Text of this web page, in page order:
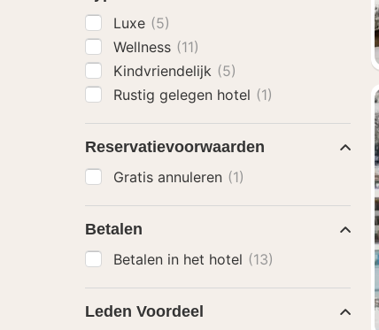
Luxe (5)
Wellness (11)
Kindvriendelijk (5)
Rustig gelegen hotel (1)
Reservatievoorwaarden
Gratis annuleren (1)
Betalen
Betalen in het hotel (13)
Leden Voordeel